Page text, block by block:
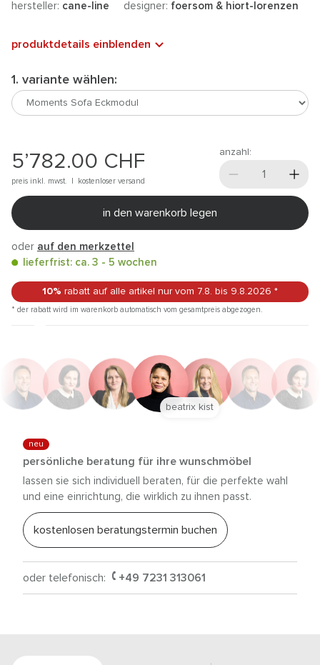
hersteller: cane-line designer: foersom & hiort-lorenzen
produktdetails einblenden
1. variante wählen:
5’782.00 CHF
preis inkl. mwst. | kostenloser versand
anzahl:
in den warenkorb legen
oder auf den merkzettel
lieferfrist: ca. 3 - 5 wochen
10% rabatt auf alle artikel nur vom 7.8. bis 9.8.2026 *
* der rabatt wird im warenkorb automatisch vom gesamtpreis abgezogen.
neu
persönliche beratung für ihre wunschmöbel
lassen sie sich individuell beraten, für die perfekte wahl
und eine einrichtung, die wirklich zu ihnen passt.
kostenlosen beratungstermin buchen
oder telefonisch: +49 7231 313061
beatrix kist